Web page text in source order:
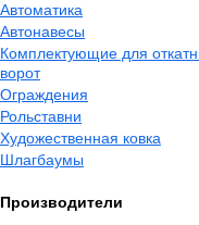
Автоматика
Автонавесы
Комплектующие для
ворот
Ограждения
Рольставни
Художественная ковка
Шлагбаумы
Производители